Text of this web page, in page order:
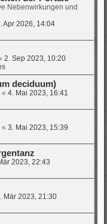
Nebenwirkungen und
Apr 2026, 14:04
2. Sep 2023, 10:20
deciduum)
« 4. Mai 2023, 16:41
« 3. Mai 2023, 15:39
2023, 22:43
Mär 2023, 21:30